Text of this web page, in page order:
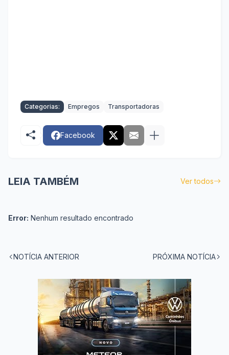
Categorias: Empregos Transportadoras
Facebook
LEIA TAMBÉM Ver todos
Error: Nenhum resultado encontrado
NOTÍCIA ANTERIOR PRÓXIMA NOTÍCIA